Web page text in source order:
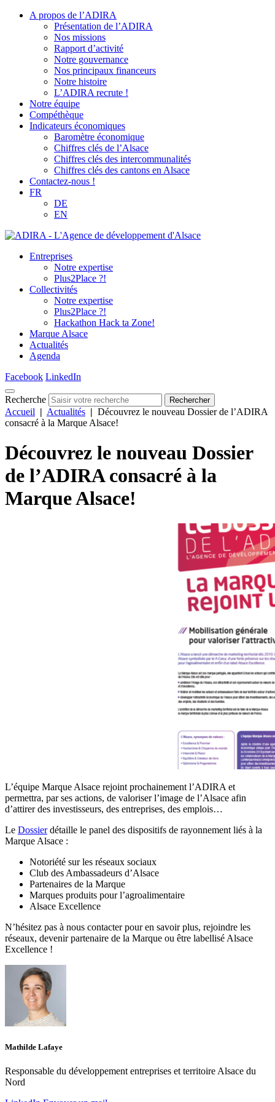
A propos de l’ADIRA
Présentation de l’ADIRA
Nos missions
Rapport d’activité
Notre gouvernance
Nos principaux financeurs
Notre histoire
L’ADIRA recrute !
Notre équipe
Compéthèque
Indicateurs économiques
Baromètre économique
Chiffres clés de l’Alsace
Chiffres clés des intercommunalités
Chiffres clés des cantons en Alsace
Contactez-nous !
FR
DE
EN
Entreprises
Notre expertise
Plus2Place ?!
Collectivités
Notre expertise
Plus2Place ?!
Hackathon Hack ta Zone!
Marque Alsace
Actualités
Agenda
Facebook LinkedIn
Recherche Rechercher
Accueil | Actualités | Découvrez le nouveau Dossier de l’ADIRA
consacré à la Marque Alsace!
Découvrez le nouveau Dossier
de l’ADIRA consacré à la
Marque Alsace!
L’équipe Marque Alsace rejoint prochainement l’ADIRA et
permettra, par ses actions, de valoriser l’image de l’Alsace afin
d’attirer des investisseurs, des entreprises, des emplois…
Le Dossierdétaille le panel des dispositifs de rayonnement liés à la
Marque Alsace :
Notoriété sur les réseaux sociaux
Club des Ambassadeurs d’Alsace
Partenaires de la Marque
Marques produits pour l’agroalimentaire
Alsace Excellence
N’hésitez pas à nous contacter pour en savoir plus, rejoindre les
réseaux, devenir partenaire de la Marque ou être labellisé Alsace
Excellence !
Mathilde Lafaye
Responsable du développement entreprises et territoire Alsace du
Nord